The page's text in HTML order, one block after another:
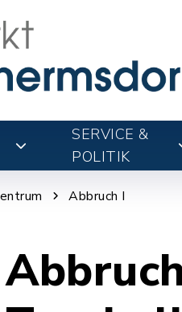
SERVICE &
POLITIK
Abbruch I